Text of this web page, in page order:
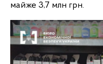
майже 3,7 млн грн.